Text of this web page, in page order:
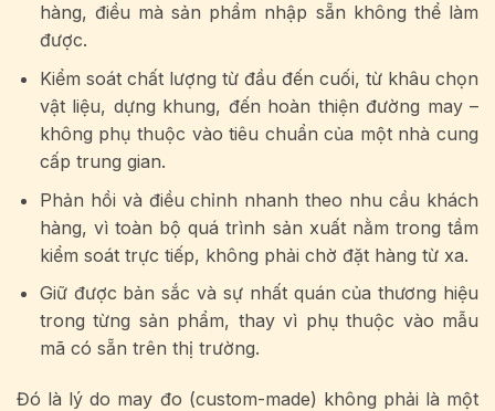
hàng, điều mà sản phẩm nhập sẵn không thể làm
được.
Kiểm soát chất lượng từ đầu đến cuối, từ khâu chọn
vật liệu, dựng khung, đến hoàn thiện đường may –
không phụ thuộc vào tiêu chuẩn của một nhà cung
cấp trung gian.
Phản hồi và điều chỉnh nhanh theo nhu cầu khách
hàng, vì toàn bộ quá trình sản xuất nằm trong tầm
kiểm soát trực tiếp, không phải chờ đặt hàng từ xa.
Giữ được bản sắc và sự nhất quán của thương hiệu
trong từng sản phẩm, thay vì phụ thuộc vào mẫu
mã có sẵn trên thị trường.
Đó là lý do may đo (custom-made) không phải là một